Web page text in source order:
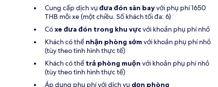
Cung cấp dịch vụ đưa đón sân bayvới phụ phí 1650
THB mỗi xe (một chiều. Số khách tối đa: 6)
Cóxe đưa đón trong khu vựcvới khoản phụ phí nhỏ
Khách có thể nhận phòng sớm với khoản phụ phí nhỏ
(tùy theo tình hình thực tế)
Khách có thể trả phòng muộn với khoản phụ phí nhỏ
(tùy theo tình hình thực tế)
Áp dụng phụ phí với dịch vụ dọn phòng